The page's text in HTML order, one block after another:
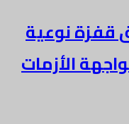
قفزة نوعية
الأزمات